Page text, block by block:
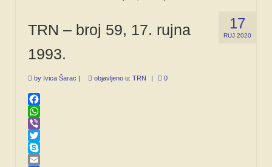
IZ ARHIVE
NAJAVE
FORUM
17
RUJ 2020
TRN – broj 59, 17. rujna
1993.
by Ivica Šarac | objavljeno u: TRN | 0
Facebook
WhatsApp
Viber
Twitter
Skype